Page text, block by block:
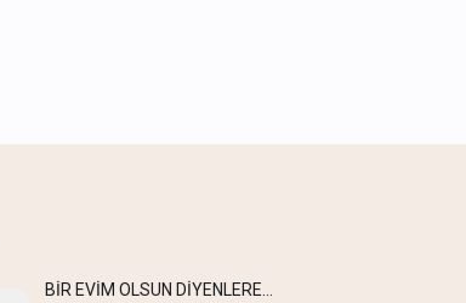
BİR EVİM OLSUN DİYENLERE…